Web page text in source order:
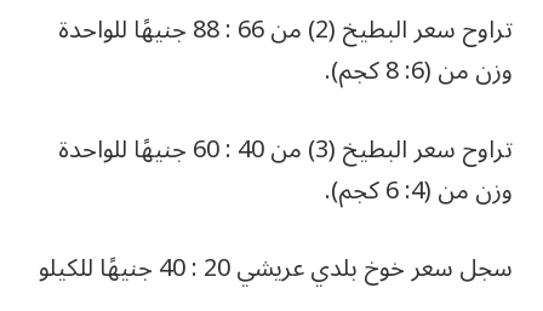
تراوح سعر البطيخ (2) من 66 : 88 جنيهًا للواحدة
وزن من (6: 8 كجم).
تراوح سعر البطيخ (3) من 40 : 60 جنيهًا للواحدة
وزن من (4: 6 كجم).
سجل سعر خوخ بلدي عريشي 20 : 40 جنيهًا للكيلو